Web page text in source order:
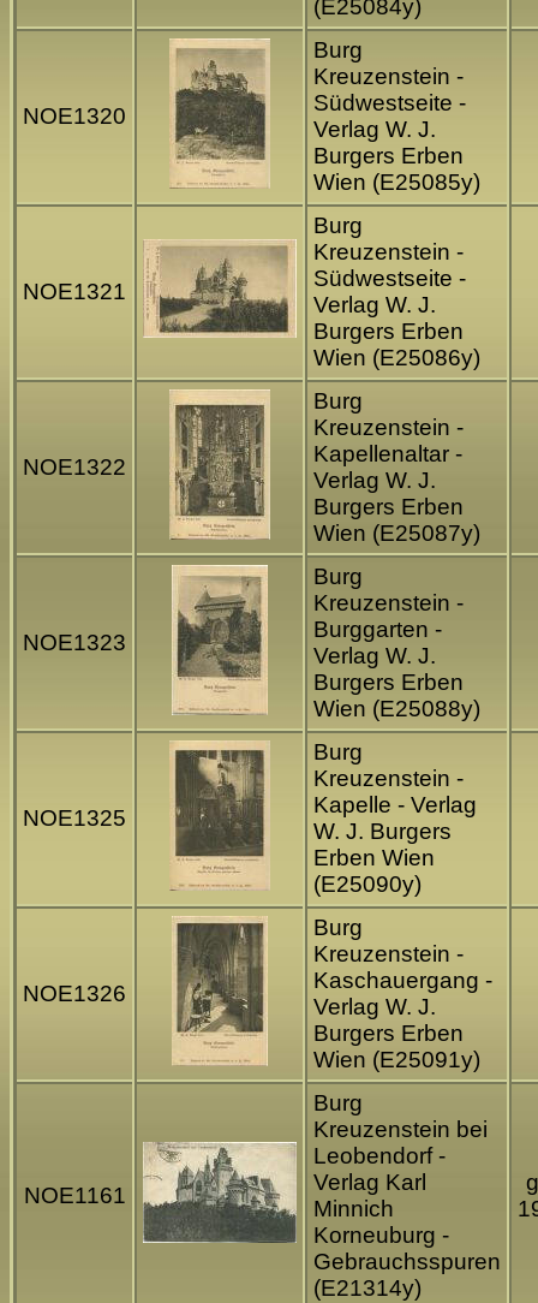
(E25084y)
NOE1320
Burg
Kreuzenstein -
Südwestseite -
Verlag W. J.
Burgers Erben
Wien (E25085y)
NOE1321
Burg
Kreuzenstein -
Südwestseite -
Verlag W. J.
Burgers Erben
Wien (E25086y)
NOE1322
Burg
Kreuzenstein -
Kapellenaltar -
Verlag W. J.
Burgers Erben
Wien (E25087y)
NOE1323
Burg
Kreuzenstein -
Burggarten -
Verlag W. J.
Burgers Erben
Wien (E25088y)
NOE1325
Burg
Kreuzenstein -
Kapelle - Verlag
W. J. Burgers
Erben Wien
(E25090y)
NOE1326
Burg
Kreuzenstein -
Kaschauergang -
Verlag W. J.
Burgers Erben
Wien (E25091y)
NOE1161
Burg
Kreuzenstein bei
Leobendorf -
Verlag Karl
Minnich
Korneuburg -
Gebrauchsspuren
(E21314y)